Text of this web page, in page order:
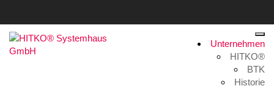
Unternehmen
HITKO®
BTK
Historie